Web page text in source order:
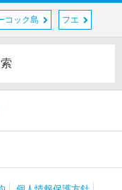
コック島 フエ